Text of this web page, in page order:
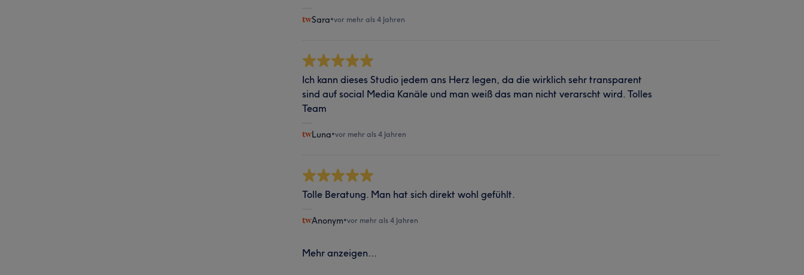
Sara•vor mehr als 4 Jahren
Ich kann dieses Studio jedem ans Herz legen, da die wirklich sehr transparent
sind auf social Media Kanäle und man weiß das man nicht verarscht wird. Tolles
Team
Luna•vor mehr als 4 Jahren
Tolle Beratung. Man hat sich direkt wohl gefühlt.
Anonym•vor mehr als 4 Jahren
Mehr anzeigen...